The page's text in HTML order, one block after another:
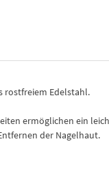
rostfreiem Edelstahl.
ermöglichen ein
der Nagelhaut.